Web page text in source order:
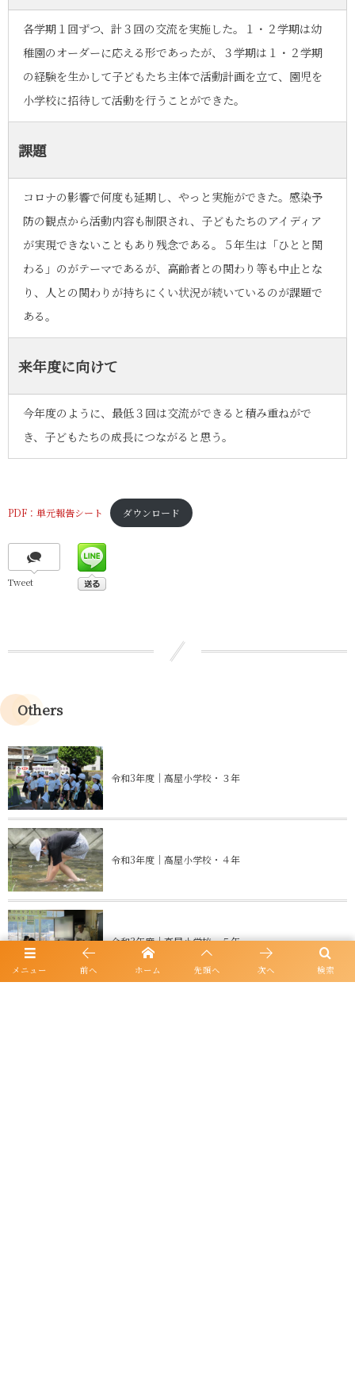
各学期１回ずつ、計３回の交流を実施した。１・２学期は幼
稚園のオーダーに応える形であったが、３学期は１・２学期
の経験を生かして子どもたち主体で活動計画を立て、園児を
小学校に招待して活動を行うことができた。
課題
コロナの影響で何度も延期し、やっと実施ができた。感染予
防の観点から活動内容も制限され、子どもたちのアイディア
が実現できないこともあり残念である。５年生は「ひとと関
わる」のがテーマであるが、高齢者との関わり等も中止とな
り、人との関わりが持ちにくい状況が続いているのが課題で
ある。
来年度に向けて
今年度のように、最低３回は交流ができると積み重ねがで
き、子どもたちの成長につながると思う。
PDF：単元報告シート ダウンロード
Tweet
Others
令和3年度｜高屋小学校・３年
令和3年度｜高屋小学校・４年
令和3年度｜高屋小学校・５年
メニュー 検索
前へ ホーム 先頭へ 次へ